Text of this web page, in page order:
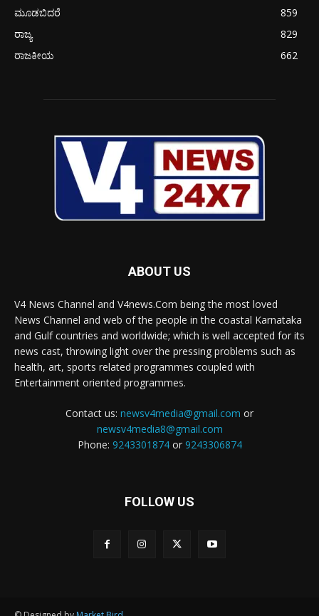
ಮೂಡಬಿದರೆ
859
ರಾಜ್ಯ
829
ರಾಜಕೀಯ
662
ABOUT US
V4 News Channel and V4news.Com being the most loved
News Channel and web of the people in the coastal Karnataka
and Gulf countries and worldwide; which is well accepted for its
news cast, throwing light over the pressing problems such as
health, art, sports related programmes coupled with
Entertainment oriented programmes.
Contact us: newsv4media@gmail.com or
newsv4media8@gmail.com
Phone: 9243301874or 9243306874
FOLLOW US